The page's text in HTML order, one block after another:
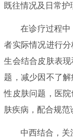
既往情况及日常护
在诊疗过程
者实际情况进行
生会结合皮肤表
题，减少因不了
性皮肤问题，医
肤疾病，配合规范
中西结合，关